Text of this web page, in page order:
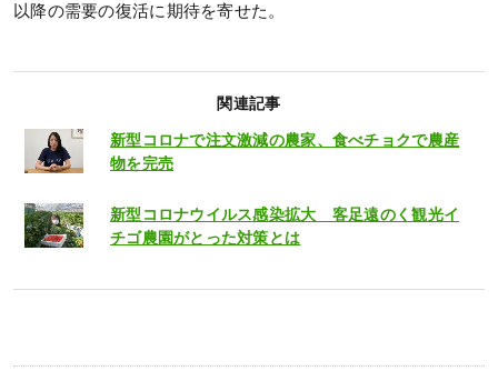
以降の需要の復活に期待を寄せた。
関連記事
新型コロナで注文激減の農家、食べチョクで農産
物を完売
新型コロナウイルス感染拡大 客足遠のく観光イ
チゴ農園がとった対策とは